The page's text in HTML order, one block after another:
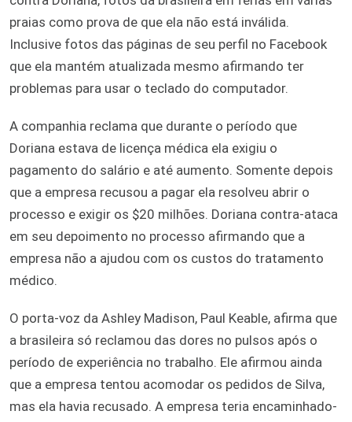
praias como prova de que ela não está inválida.
Inclusive fotos das páginas de seu perfil no Facebook
que ela mantém atualizada mesmo afirmando ter
problemas para usar o teclado do computador.
A companhia reclama que durante o período que
Doriana estava de licença médica ela exigiu o
pagamento do salário e até aumento. Somente depois
que a empresa recusou a pagar ela resolveu abrir o
processo e exigir os $20 milhões. Doriana contra-ataca
em seu depoimento no processo afirmando que a
empresa não a ajudou com os custos do tratamento
médico.
O porta-voz da Ashley Madison, Paul Keable, afirma que
a brasileira só reclamou das dores no pulsos após o
período de experiência no trabalho. Ele afirmou ainda
que a empresa tentou acomodar os pedidos de Silva,
mas ela havia recusado. A empresa teria encaminhado-